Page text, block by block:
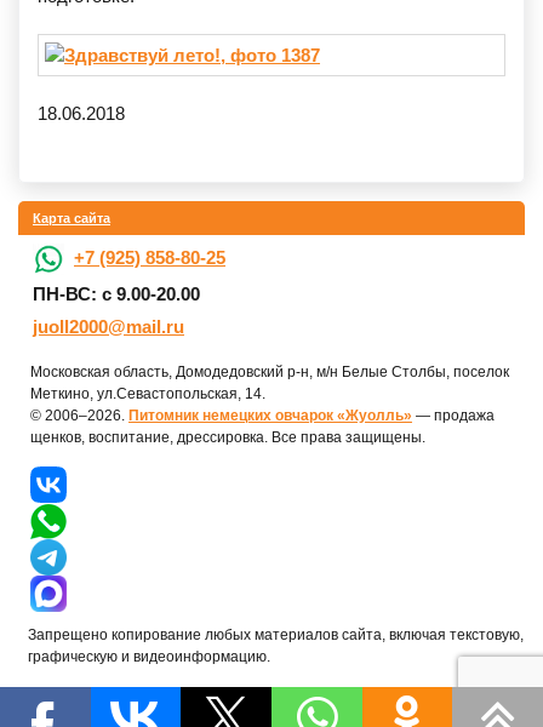
18.06.2018
Карта сайта
+7 (925) 858-80-25
ПН-ВС: с 9.00-20.00
juoll2000@mail.ru
Московская область, Домодедовский р-н, м/н Белые Столбы, поселок
Меткино, ул.Севастопольская, 14.
© 2006–2026. Питомник немецких овчарок «Жуолль» — продажа
щенков, воспитание, дрессировка. Все права защищены.
Запрещено копирование любых материалов сайта, включая текстовую,
графическую и видеоинформацию.